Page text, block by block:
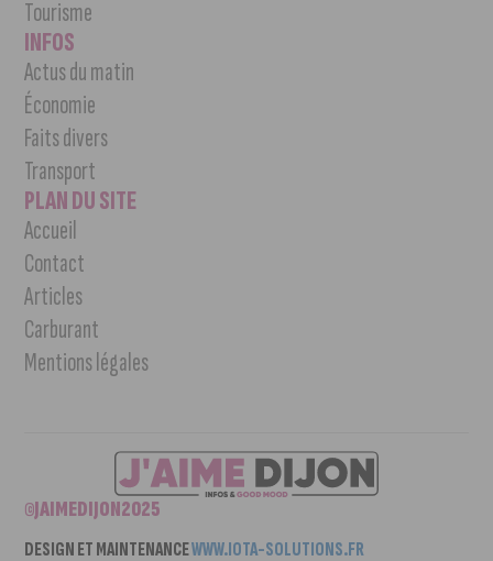
Tourisme
INFOS
Actus du matin
Économie
Faits divers
Transport
PLAN DU SITE
Accueil
Contact
Articles
Carburant
Mentions légales
©JAIMEDIJON2025
DESIGN ET MAINTENANCEWWW.IOTA-SOLUTIONS.FR